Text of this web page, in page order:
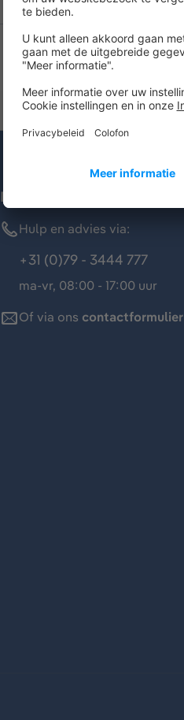
Dräger klantenservice
Hulp en advies via:
+31 (0)79 - 3444 777
ma-vr, 08:00 - 17:00 uur
Of via ons contactformulier